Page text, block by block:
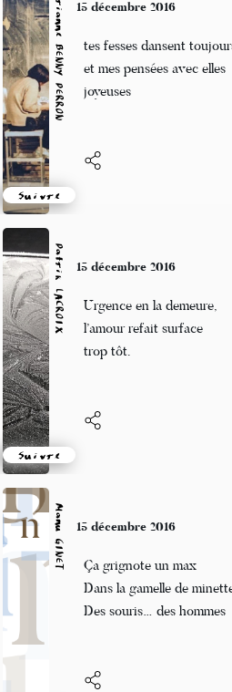
Marianne BENNY PERRON
Suivre
tes fesses dansent toujours
et mes pensées avec elles
Patrik LACROIX
Suivre
Urgence en la demeure,
l’amour refait surface
Manu GINET
Ça grignote un max
Dans la gamelle de minette